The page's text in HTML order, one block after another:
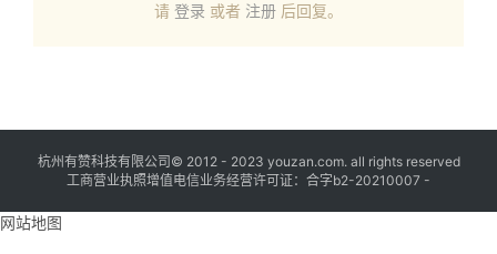
请 登录 或者 注册 后回复。
杭州有赞科技有限公司© 2012 - 2023 youzan.com. all rights reserved
工商营业执照增值电信业务经营许可证：合字b2-20210007 -
网站地图